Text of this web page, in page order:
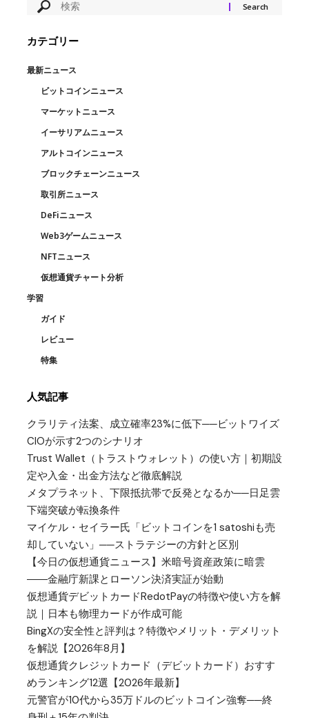
カテゴリー
最新ニュース
ビットコインニュース
マーケットニュース
イーサリアムニュース
アルトコインニュース
ブロックチェーンニュース
取引所ニュース
DeFiニュース
Web3ゲームニュース
NFTニュース
仮想通貨チャート分析
学習
ガイド
レビュー
特集
人気記事
クラリティ法案、成立確率23%に低下──ビットワイズ
CIOが示す2つのシナリオ
Trust Wallet（トラストウォレット）の使い方｜初期設
定や入金・出金方法など徹底解説
メタプラネット、下限抵抗帯で反発となるか──日足雲
下端突破が転換条件
マイケル・セイラー氏「ビットコインを1 satoshiも売
却していない」──ストラテジーの方針と区別
【今日の仮想通貨ニュース】米暗号資産政策に暗雲
――金融庁新課とローソン決済実証が始動
仮想通貨デビットカードRedotPayの特徴や使い方を解
説｜日本も物理カードが作成可能
BingXの安全性と評判は？特徴やメリット・デメリット
を解説【2026年8月】
仮想通貨クレジットカード（デビットカード）おすす
めランキング12選【2026年最新】
元警官が10代から35万ドルのビットコイン強奪──終